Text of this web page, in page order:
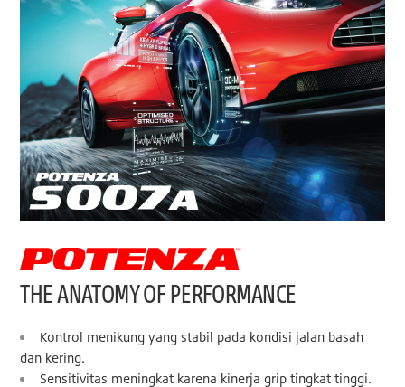
THE ANATOMY OF PERFORMANCE
Kontrol menikung yang stabil pada kondisi jalan basah
dan kering.
Sensitivitas meningkat karena kinerja grip tingkat tinggi.